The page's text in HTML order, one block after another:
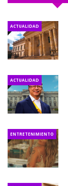
ACTUALIDAD
ACTUALIDAD
ENTRETENIMIENTO